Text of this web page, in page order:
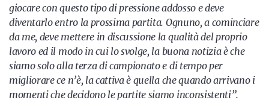
giocare con questo tipo di pressione addosso e deve
diventarlo entro la prossima partita. Ognuno, a cominciare
da me, deve mettere in discussione la qualità del proprio
lavoro ed il modo in cui lo svolge, la buona notizia è che
siamo solo alla terza di campionato e di tempo per
migliorare ce n’è, la cattiva è quella che quando arrivano i
momenti che decidono le partite siamo inconsistenti”.